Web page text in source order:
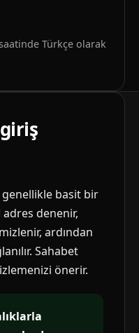
Türkçe olarak
genellikle basit bir
adres denenir,
ardından
Sahabet
önerir.